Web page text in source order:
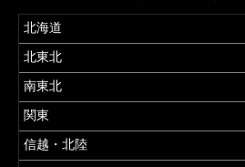
北海道
北東北
南東北
関東
信越・北陸